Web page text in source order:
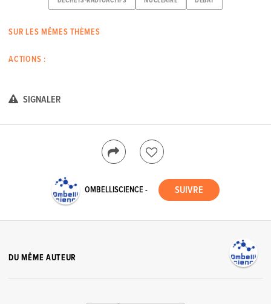
SUR LES MÊMES THÈMES
ACTIONS :
SIGNALER
OMBELLISCIENCE -
DU MÊME AUTEUR